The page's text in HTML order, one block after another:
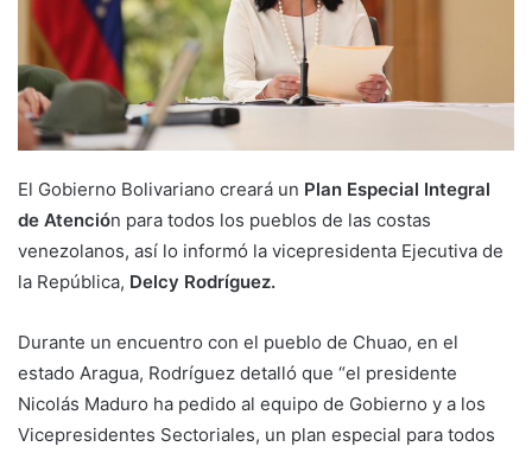
El Gobierno Bolivariano creará un Plan Especial Integral
de Atención para todos los pueblos de las costas
venezolanos, así lo informó la vicepresidenta Ejecutiva de
la República, Delcy Rodríguez.
Durante un encuentro con el pueblo de Chuao, en el
estado Aragua, Rodríguez detalló que “el presidente
Nicolás Maduro ha pedido al equipo de Gobierno y a los
Vicepresidentes Sectoriales, un plan especial para todos